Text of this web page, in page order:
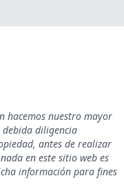
hacemos nuestro mayor
diligencia
antes de realizar
en este sitio web es
información para fines